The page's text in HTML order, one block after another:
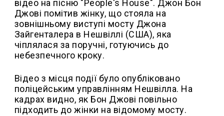
відео на пісню "People's House". Джон Бон
Джові помітив жінку, що стояла на
зовнішньому виступі мосту Джона
Зайгенталера в Нешвіллі (США), яка
чіплялася за поручні, готуючись до
небезпечного кроку.
Відео з місця події було опубліковано
поліцейським управлінням Нешвілла. На
кадрах видно, як Бон Джові повільно
підходить до жінки на відомому мосту.